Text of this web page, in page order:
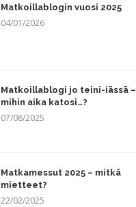
Matkoillablogin vuosi 2025
04/01/2026
Matkoillablogi jo teini-iässä –
mihin aika katosi…?
07/08/2025
Matkamessut 2025 – mitkä
mietteet?
22/02/2025